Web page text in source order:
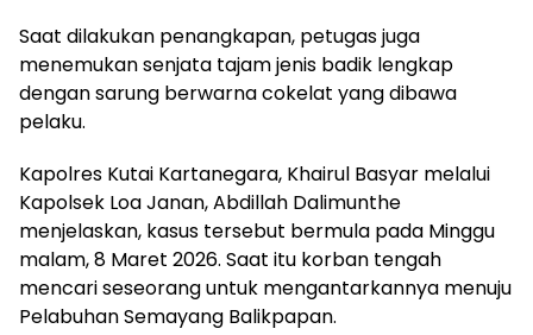
Saat dilakukan penangkapan, petugas juga
menemukan senjata tajam jenis badik lengkap
dengan sarung berwarna cokelat yang dibawa
pelaku.
Kapolres Kutai Kartanegara, Khairul Basyar melalui
Kapolsek Loa Janan, Abdillah Dalimunthe
menjelaskan, kasus tersebut bermula pada Minggu
malam, 8 Maret 2026. Saat itu korban tengah
mencari seseorang untuk mengantarkannya menuju
Pelabuhan Semayang Balikpapan.